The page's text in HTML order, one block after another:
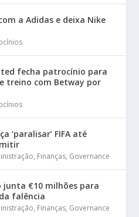
a Adidas e deixa Nike
fecha patrocínio para
treino com Betway por
‘paralisar’ FIFA até
, Finanças, Governance
junta €10 milhões para
falência
, Finanças, Governance